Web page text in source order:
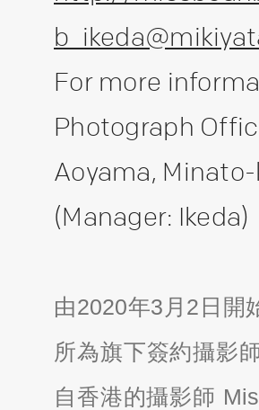
For more
Photograph
Aoyama,
(Manager: Ikeda)
由2020年3月2日開
所為旗下簽約攝影
自香港的攝影師